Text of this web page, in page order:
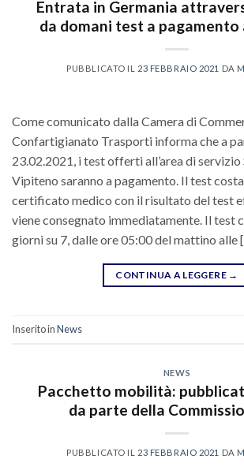
Entrata in Germania
da domani test a
PUBBLICATO IL 23 FEBBRAIO 2021 DA
Come comunicato dalla Camera di
Confartigianato Trasporti informa che a
23.02.2021, i test offerti all’area di
Vipiteno saranno a pagamento. Il test
certificato medico con il risultato del test
viene consegnato immediatamente. Il test
giorni su 7, dalle ore 05:00 del mattino alle
CONTINUA A LEGGERE →
Inserito inNews
NEWS
Pacchetto mobilità:
da parte della
PUBBLICATO IL 23 FEBBRAIO 2021 DA